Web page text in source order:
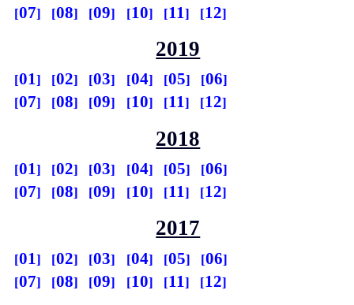
07
08 09 10 11 12
2019
01 02 03 04 05
06
07
08 09 10 11 12
2018
01 02 03 04 05
06
07
08 09 10 11 12
2017
01 02 03 04 05
06
07
08 09 10 11 12